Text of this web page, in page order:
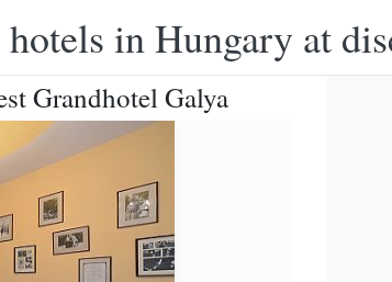
in Hungary at
Grandhotel Galya